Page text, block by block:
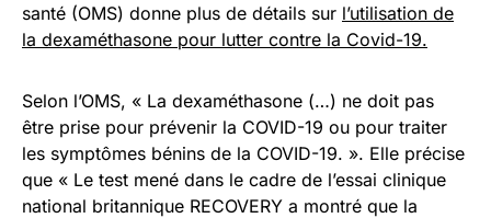
santé (OMS) donne plus de détails sur l’utilisation de
la dexaméthasone pour lutter contre la Covid-19.
Selon l’OMS, « La dexaméthasone (…) ne doit pas
être prise pour prévenir la COVID-19 ou pour traiter
les symptômes bénins de la COVID-19. ». Elle précise
que « Le test mené dans le cadre de l’essai clinique
national britannique RECOVERY a montré que la